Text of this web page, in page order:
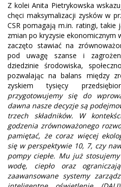
Z kolei Anita Pietrykowska
chęci maksymalizacji zysków w
CSR pomagają m.in. ratingi, takie
zmian po kryzysie ekonomicznym
zaczęto stawiać na
pod uwagę szanse i
dziedzinie środowiska,
pozwalając na balans między
zyskiem tysięcy
przygotowujemy się do
dawna nasze decyzje są
trzech składników. W
godzenia zrównoważonego
pamiętać, że coraz więcej
się w perspektywie 10, 7, czy
pompy ciepłe. Mu już
wodę, ciepło oraz
zaawansowane systemy